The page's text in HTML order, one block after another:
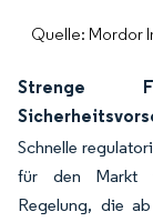
Quelle: Mordor
Strenge
Schnelle
für den Markt
Regelung, die